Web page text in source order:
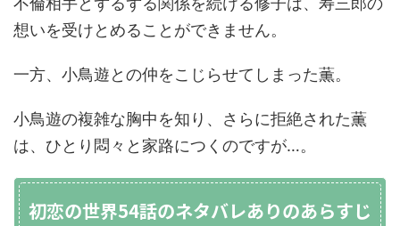
想いを受けとめることができません。
一方、小鳥遊との仲をこじらせてしまった薫。
小鳥遊の複雑な胸中を知り、さらに拒絶された薫
は、ひとり悶々と家路につくのですが…。
初恋の世界54話のネタバレありのあらすじ